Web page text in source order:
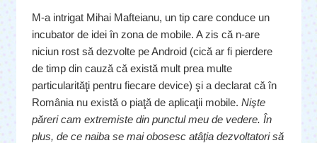
M-a intrigat Mihai Mafteianu, un tip care conduce un
incubator de idei în zona de mobile. A zis că n-are
niciun rost să dezvolte pe Android (cică ar fi pierdere
de timp din cauză că există mult prea multe
particularităţi pentru fiecare device) şi a declarat că în
România nu există o piaţă de aplicaţii mobile. Nişte
păreri cam extremiste din punctul meu de vedere. În
plus, de ce naiba se mai obosesc atâţia dezvoltatori să